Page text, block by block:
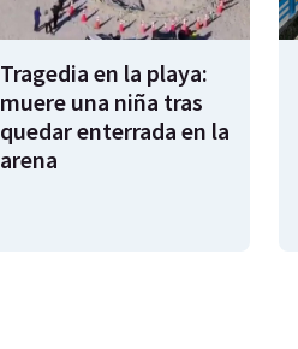
Tragedia en la playa:
muere una niña tras
quedar enterrada en la
arena